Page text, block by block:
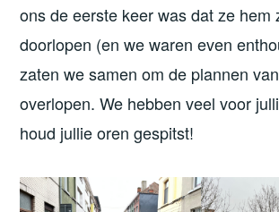
ons de eerste keer was dat ze hem
doorlopen (en we waren even
zaten we samen om de plannen
overlopen. We hebben veel voor
houd jullie oren gespitst!